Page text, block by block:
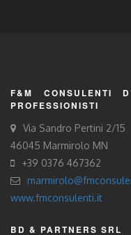
F&M CONSULENTI
PROFESSIONISTI
Via Sandro Pertini 2/15
46045 Marmirolo MN
+39 0376 467362
www.fmconsulenti.it
BD & PARTNERS SRL